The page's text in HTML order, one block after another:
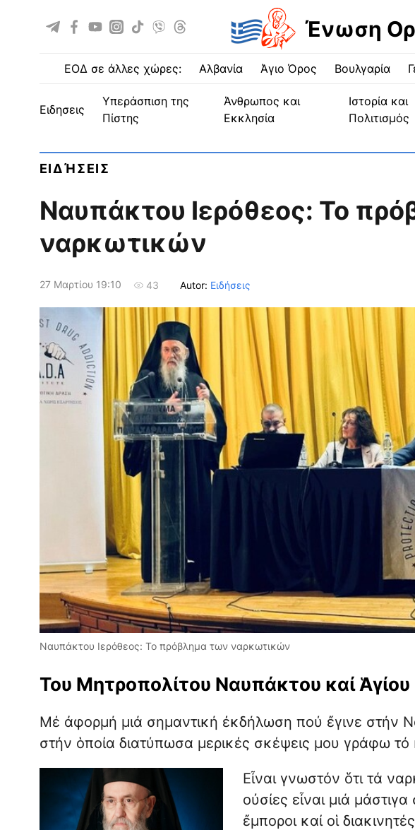
Ένωση
ΕΟΔ σε άλλες χώρες: Αλβανία Άγιο Όρος Βουλγαρία
ειδησεις
Υπεράσπιση της
Πίστης
Άνθρωπος και
Εκκλησία
Ιστορία και
Πολιτισμός
ΕΙΔΉΣΕΙΣ
Ναυπάκτου Ιερόθεος: Το
ναρκωτικών
27 Μαρτίου 19:10 43 Autor: Ειδήσεις
Ναυπάκτου Ιερόθεος: Το πρόβλημα των ναρκωτικών
Του Μητροπολίτου Ναυπάκτου καί Ἁγίου
Μέ ἀφορμή μιά σημαντική ἐκδήλωση πού ἔγινε στήν
στήν ὁποία διατύπωσα μερικές σκέψεις μου γράφω τό
Εἶναι γνωστόν ὅτι τά
οὐσίες εἶναι μιά
ἔμποροι καί οἱ